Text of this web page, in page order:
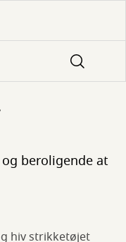
beroligende at
hiv strikketøjet